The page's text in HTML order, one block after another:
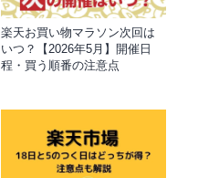
楽天お買い物マラソン次回は
いつ？【2026年5月】開催日
程・買う順番の注意点